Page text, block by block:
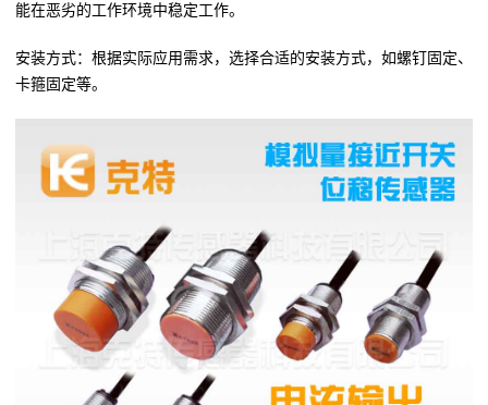
能在恶劣的工作环境中稳定工作。
安装方式：根据实际应用需求，选择合适的安装方式，如螺钉固定、
卡箍固定等。